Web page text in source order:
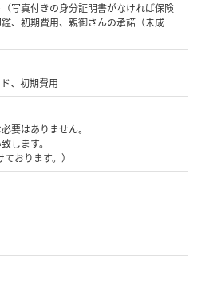
写真付きの身分証明書がなければ保険
、初期費用、親御さんの承諾（未成
、初期費用
要はありません。
します。
おります。）